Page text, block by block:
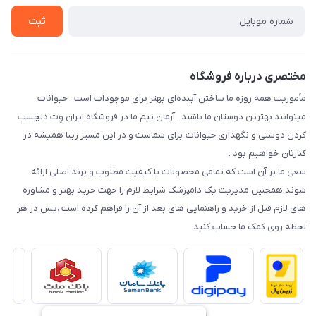
شرایط ارسال رایگان
ثبت
مختصری درباره فروشگاه
مأموریت همه روزه ما ساختن آینده‌ای بهتر برای موجودات است . حیوانات
میتوانند بهترین دوستان ما باشند . آرمان تیم ما در فروشگاه ایران وِت دلچسب
کردن دوستی و نگهداری حیوانات برای شماست و در این مسیر زیبا همیشه در
کنارتان خواهیم بود .
سعی ما بر آن است که تمامی محصولات با کیفیت مطلوب و برند اصلی ارائه
شوند،همچنین مدیریت یک دامپزشک شرایط لازم را جهت خرید بهتر و مشاوره
های لازم قبل از خرید و راهنمایی های بعد از آن را فراهم کرده است ،پس در هر
لحظه روی کمک ما حساب کنید.